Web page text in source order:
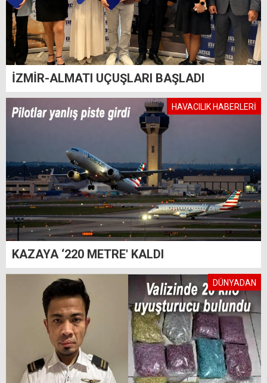
İZMİR-ALMATI UÇUŞLARI BAŞLADI
HAVACILIK HABERLERİ
KAZAYA ‘220 METRE' KALDI
DÜNYADAN